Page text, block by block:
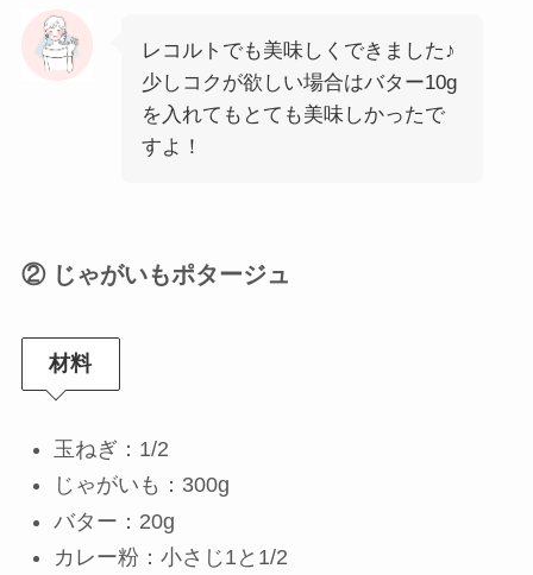
レコルトでも美味しくできました♪
少しコクが欲しい場合はバター10g
を入れてもとても美味しかったで
すよ！
② じゃがいもポタージュ
材料
玉ねぎ：1/2
じゃがいも：300g
バター：20g
カレー粉：小さじ1と1/2